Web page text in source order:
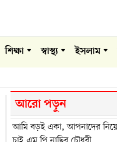
শিক্ষা স্বাস্থ্য ইসলাম
আরো পড়ুন
আমি বড়ই একা, আপনাদের